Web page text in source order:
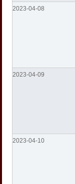
2023-04-08
2023-04-09
2023-04-10